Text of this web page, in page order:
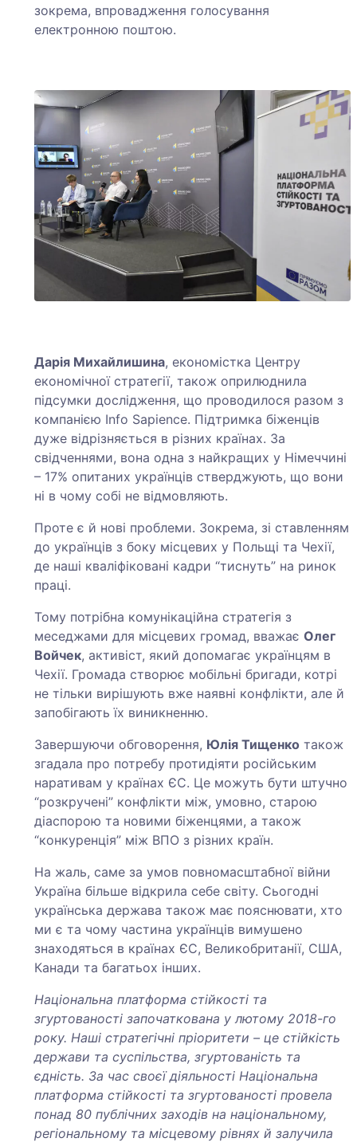
зокрема, впровадження голосування
електронною поштою.
Дарія Михайлишина, економістка Центру
економічної стратегії, також оприлюднила
підсумки дослідження, що проводилося разом з
компанією Info Sapience. Підтримка біженців
дуже відрізняється в різних країнах. За
свідченнями, вона одна з найкращих у Німеччині
– 17% опитаних українців стверджують, що вони
ні в чому собі не відмовляють.
Проте є й нові проблеми. Зокрема, зі ставленням
до українців з боку місцевих у Польщі та Чехії,
де наші кваліфіковані кадри “тиснуть” на ринок
праці.
Тому потрібна комунікаційна стратегія з
меседжами для місцевих громад, вважаєОлег
Войчек, активіст, який допомагає українцям в
Чехії. Громада створює мобільні бригади, котрі
не тільки вирішують вже наявні конфлікти, але й
запобігають їх виникненню.
Завершуючи обговорення, Юлія Тищенко також
згадала про потребу протидіяти російським
наративам у країнах ЄС. Це можуть бути штучно
“розкручені” конфлікти між, умовно, старою
діаспорою та новими біженцями, а також
“конкуренція” між ВПО з різних країн.
На жаль, саме за умов повномасштабної війни
Україна більше відкрила себе світу. Сьогодні
українська держава також має пояснювати, хто
ми є та чому частина українців вимушено
знаходяться в країнах ЄС, Великобританії, США,
Канади та багатьох інших.
Національна платформа стійкості та
згуртованості започаткована у лютому 2018-го
року. Наші стратегічні пріоритети – це стійкість
держави та суспільства, згуртованість та
єдність. За час своєї діяльності Національна
платформа стійкості та згуртованості провела
понад 80 публічних заходів на національному,
регіональному та місцевому рівнях й залучила